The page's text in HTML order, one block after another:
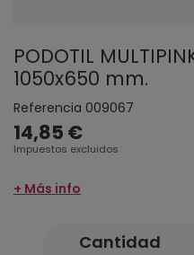
PODOTIL
1050x650 mm.
Referencia 009067
14,85 €
Impuestos excluidos
+ Más info
Cantidad